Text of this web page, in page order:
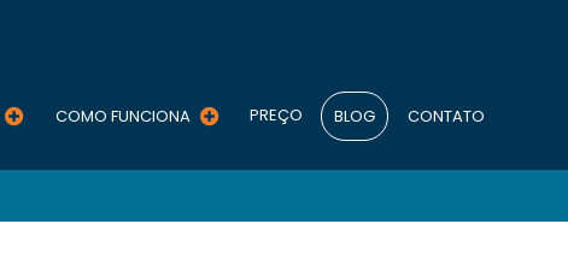
COMO FUNCIONA PREÇO BLOG CONTATO